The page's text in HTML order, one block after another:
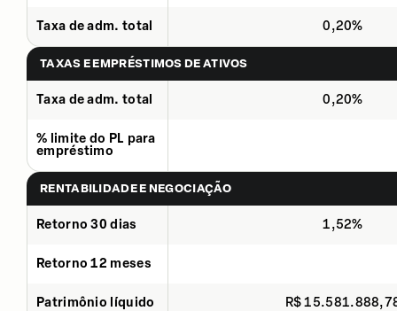
Taxa de adm. total 0,20%
TAXAS E EMPRÉSTIMOS DE ATIVOS
Taxa de adm. total 0,20%
% limite do PL para
empréstimo
RENTABILIDADE E NEGOCIAÇÃO
Retorno 30 dias 1,52%
Retorno 12 meses
Patrimônio líquido R$